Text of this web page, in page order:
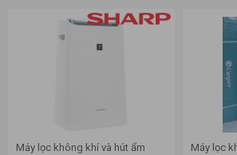
Máy lọc không khí và hút ẩm
Máy lọc